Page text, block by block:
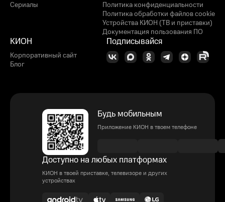
Сериалы
Политика конфиденциальности
Политика обработки файлов cookie
Устройства КИОН (ТВ и приставки)
Документация пользования ПО
КИОН
Корпоративный сайт
Блог
Подписывайся
Будь мобильным
Приложение КИОН в твоем телефоне
Доступно на любых платформах
КИОН в твоей приставке, телевизоре и других
устройствах